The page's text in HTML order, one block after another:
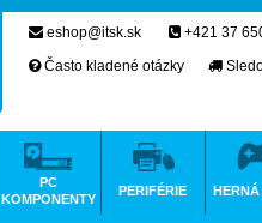
eshop@itsk.sk +421 37
Často kladené otázky
PC
KOMPONENTY
PERIFÉRIE